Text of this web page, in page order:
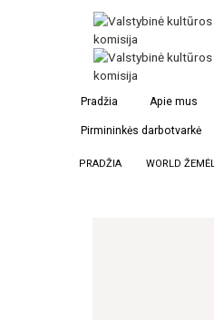
Pradžia Apie mus
Pirmininkės darbotvarkė
PRADŽIA WORLD